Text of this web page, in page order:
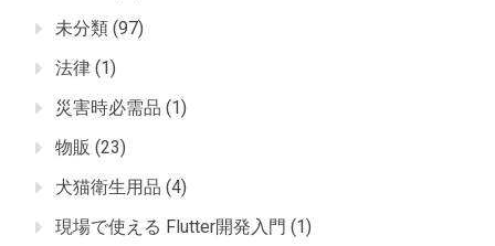
未分類 (97)
法律 (1)
災害時必需品 (1)
物販 (23)
犬猫衛生用品 (4)
現場で使える Flutter開発入門 (1)